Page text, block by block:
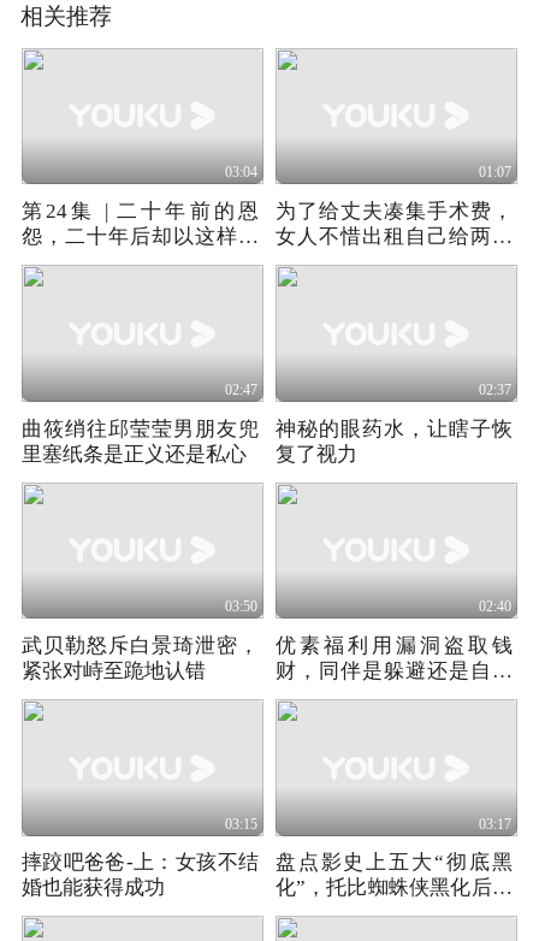
相关推荐
03:04
第24集 | 二十年前的恩
怨，二十年后却以这样的
结局落下帷幕
01:07
为了给丈夫凑集手术费，
女人不惜出租自己给两兄
弟！
02:47
曲筱绡往邱莹莹男朋友兜
里塞纸条是正义还是私心
02:37
神秘的眼药水，让瞎子恢
复了视力
03:50
武贝勒怒斥白景琦泄密，
紧张对峙至跪地认错
02:40
优素福利用漏洞盗取钱
财，同伴是躲避还是自首
《银行恶棍》02
03:15
摔跤吧爸爸-上：女孩不结
婚也能获得成功
03:17
盘点影史上五大“彻底黑
化”，托比蜘蛛侠黑化后反
而像常人